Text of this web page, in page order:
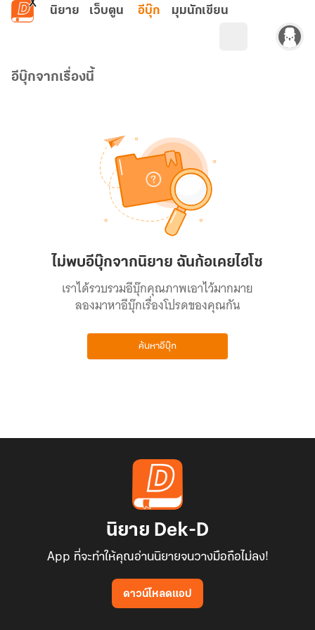
ข้ามไปยังเนื้อหาหลัก
นิยาย เว็บตูน อีบุ๊ก มุมนักเขียน
อีบุ๊กจากเรื่องนี้
ไม่พบอีบุ๊กจากนิยาย ฉันก้อเคยไฮโซ
เราได้รวบรวมอีบุ๊กคุณภาพเอาไว้มากมาย
ลองมาหาอีบุ๊กเรื่องโปรดของคุณกัน
ค้นหาอีบุ๊ก
นิยาย Dek-D
App ที่จะทำให้คุณอ่านนิยายจนวางมือถือไม่ลง!
ดาวน์โหลดแอป